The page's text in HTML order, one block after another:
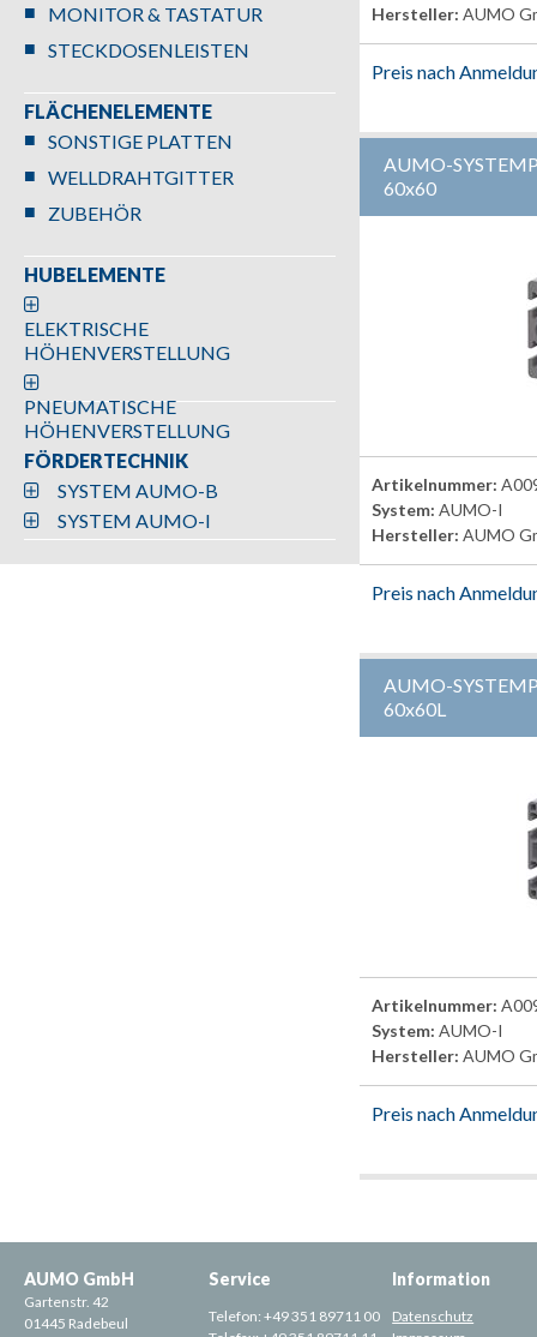
MONITOR & TASTATUR
STECKDOSENLEISTEN
FLÄCHENELEMENTE
SONSTIGE PLATTEN
WELLDRAHTGITTER
ZUBEHÖR
HUBELEMENTE
ELEKTRISCHE
HÖHENVERSTELLUNG
PNEUMATISCHE
HÖHENVERSTELLUNG
FÖRDERTECHNIK
SYSTEM AUMO-B
SYSTEM AUMO-I
Hersteller: AUMO
Preis nach
AUMO-
60x60
Artikelnummer:
System: AUMO-I
Hersteller: AUMO
Preis nach
AUMO-
60x60L
Artikelnummer:
System: AUMO-I
Hersteller: AUMO
Preis nach
AUMO GmbH
Gartenstr. 42
01445 Radebeul
Service
Telefon: +49 351 89711 00
Information
Datenschutz